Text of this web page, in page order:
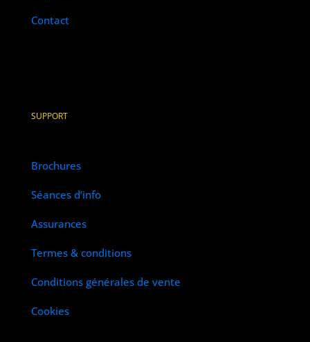
Contact
SUPPORT
Brochures
Séances d’info
Assurances
Termes & conditions
Conditions générales de vente
Cookies